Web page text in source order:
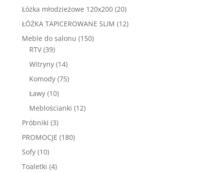
produktów
Łóżka młodzieżowe 120x200 2020
produktów
ŁÓŻKA TAPICEROWANE SLIM 1212
Meble do salonu 150150
RTV 3939
produktów
Witryny 1414
produktów
Komody 7575
Ławy 1010
produktów
Meblościanki 1212
Próbniki 33
produkty
PROMOCJE 180180
Sofy 1010
produktów
Toaletki 44